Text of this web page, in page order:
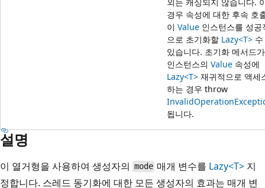
경우 속성에 대한 후속 호
이 Value 인스턴스를 성공
으로 초기화할 Lazy<T> 수
있습니다. 초기화 메서드가
인스턴스의 Value 속성에
Lazy<T> 재귀적으로 액세
하는 경우 throw
됩니다.
설명
이 열거형을 사용하여 생성자의 mode 매개 변수를 Lazy<T> 지
정합니다. 스레드 동기화에 대한 모든 생성자의 효과는 매개 변